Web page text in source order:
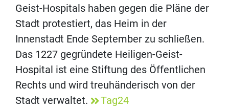
Geist-Hospitals haben gegen die Pläne der
Stadt protestiert, das Heim in der
Innenstadt Ende September zu schließen.
Das 1227 gegründete Heiligen-Geist-
Hospital ist eine Stiftung des Öffentlichen
Rechts und wird treuhänderisch von der
Stadt verwaltet.
Tag24